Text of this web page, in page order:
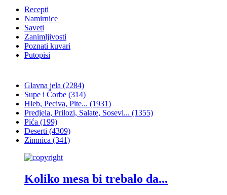
Recepti
Namirnice
Saveti
Zanimljivosti
Poznati kuvari
Putopisi
Glavna jela (2284)
Supe i Čorbe (314)
Hleb, Peciva, Pite... (1931)
Predjela, Prilozi, Salate, Sosevi... (1355)
Pića (199)
Deserti (4309)
Zimnica (341)
Koliko mesa bi trebalo da...